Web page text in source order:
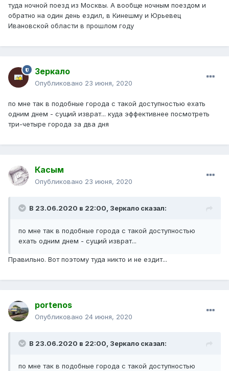
туда ночной поезд из Москвы. А вообще ночным поездом и
обратно на один день ездил, в Кинешму и Юрьевец
Ивановской области в прошлом году
Зеркало
Опубликовано 23 июня, 2020
по мне так в подобные города с такой доступностью ехать
одним днем - сущий изврат... куда эффективнее посмотреть
три-четыре города за два дня
Касым
Опубликовано 23 июня, 2020
В 23.06.2020 в 22:00, Зеркало сказал:
по мне так в подобные города с такой доступностью
ехать одним днем - сущий изврат...
Правильно. Вот поэтому туда никто и не ездит...
portenos
Опубликовано 24 июня, 2020
В 23.06.2020 в 22:00, Зеркало сказал:
по мне так в подобные города с такой доступностью